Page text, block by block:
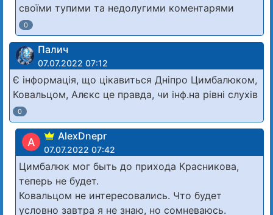
своїми тупими та недолугими коментарями
0
Палич
07.07.2022 07:12
Є інформація, що цікавиться Дніпро Цимбалюком,
Ковальцом, Алєкс це правда, чи інф.на рівні слухів
0
A AlexDnepr
07.07.2022 07:42
Цимбалюк мог быть до прихода Красникова,
теперь не будет.
Ковальцом не интересовались. Что будет
условно завтра я не знаю, но сомневаюсь.